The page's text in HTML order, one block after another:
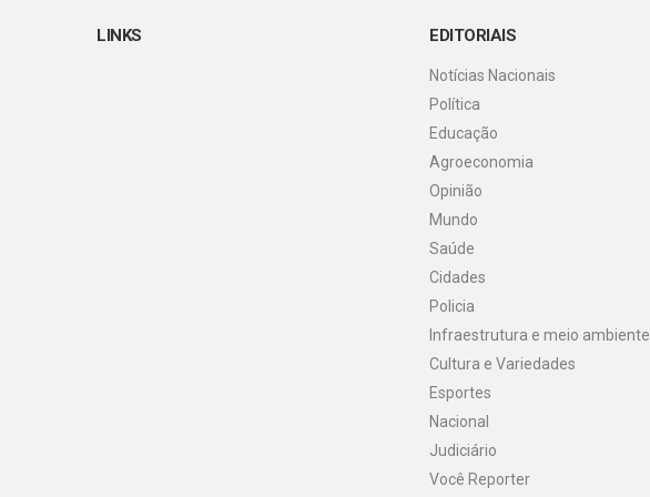
LINKS EDITORIAIS
Notícias Nacionais
Política
Educação
Agroeconomia
Opinião
Mundo
Saúde
Cidades
Policia
Infraestrutura e meio ambiente
Cultura e Variedades
Esportes
Nacional
Judiciário
Você Reporter